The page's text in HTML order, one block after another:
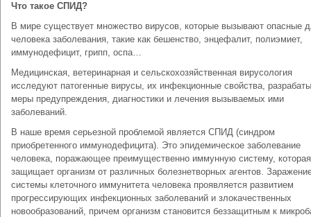
Что такое СПИД?
В мире существует множество вирусов, которые вызывают опасные
человека заболевания, такие как бешенство, энцефалит, полиэмиет,
иммунодефицит, грипп, оспа…
Медицинская, ветеринарная и сельскохозяйственная вирусология
исследуют патогенные вирусы, их инфекционные свойства,
меры предупреждения, диагностики и лечения вызываемых ими
заболеваний.
В наше время серьезной проблемой является СПИД (синдром
приобретенного иммунодефицита). Это эпидемическое заболевание
человека, поражающее преимущественно иммунную систему, которая
защищает организм от различных болезнетворных агентов.
системы клеточного иммунитета человека проявляется развитием
прогрессирующих инфекционных заболеваний и злокачественных
новообразований, причем организм становится беззащитным к